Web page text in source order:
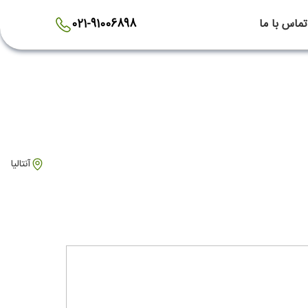
تماس با ما 021-91006898
آنتالیا